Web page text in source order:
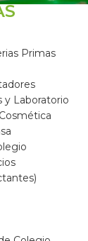
Primas
y Laboratorio